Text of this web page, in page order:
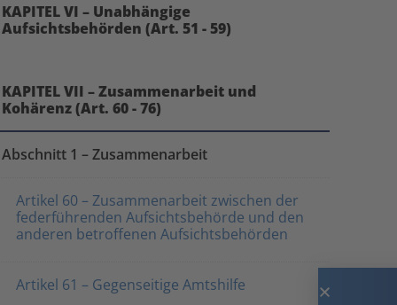
KAPITEL VI – Unabhängige
Aufsichtsbehörden (Art. 51 - 59)
KAPITEL VII – Zusammenarbeit und
Kohärenz (Art. 60 - 76)
Abschnitt 1 – Zusammenarbeit
Artikel 60 – Zusammenarbeit zwischen der
federführenden Aufsichtsbehörde und den
anderen betroffenen Aufsichtsbehörden
Artikel 61 – Gegenseitige Amtshilfe